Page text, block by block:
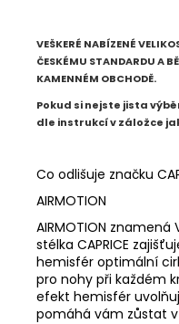
VEŠKERÉ NABÍZENÉ
ČESKÉMU STANDARDU A
KAMENNÉM OBCHODĚ.
Pokud si nejste jista
dle instrukcí v záložce
Co odlišuje značku
AIRMOTION
AIRMOTION znamená
stélka CAPRICE
hemisfér optimální
pro nohy při každém
efekt hemisfér
pomáhá vám zůstat